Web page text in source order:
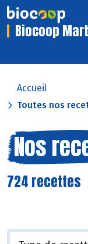
Biocoop
Accueil
Toutes nos
Nos
724 recettes